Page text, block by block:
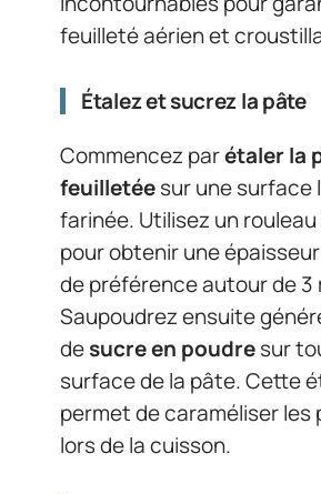
feuilleté aérien et
Étalez et sucrez la pâte
Commencez parétaler la
feuilletéesur une surface
farinée. Utilisez un
pour obtenir une
de préférence autour de 3
Saupoudrez ensuite
desucre en poudresur
surface de la pâte. Cette
permet de caraméliser les
lors de la cuisson.